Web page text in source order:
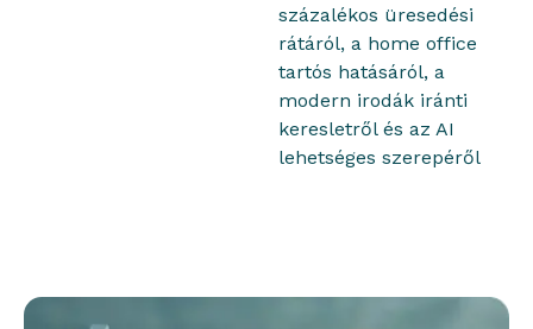
százalékos üresedési
rátáról, a home office
tartós hatásáról, a
modern irodák iránti
keresletről és az AI
lehetséges szerepéről